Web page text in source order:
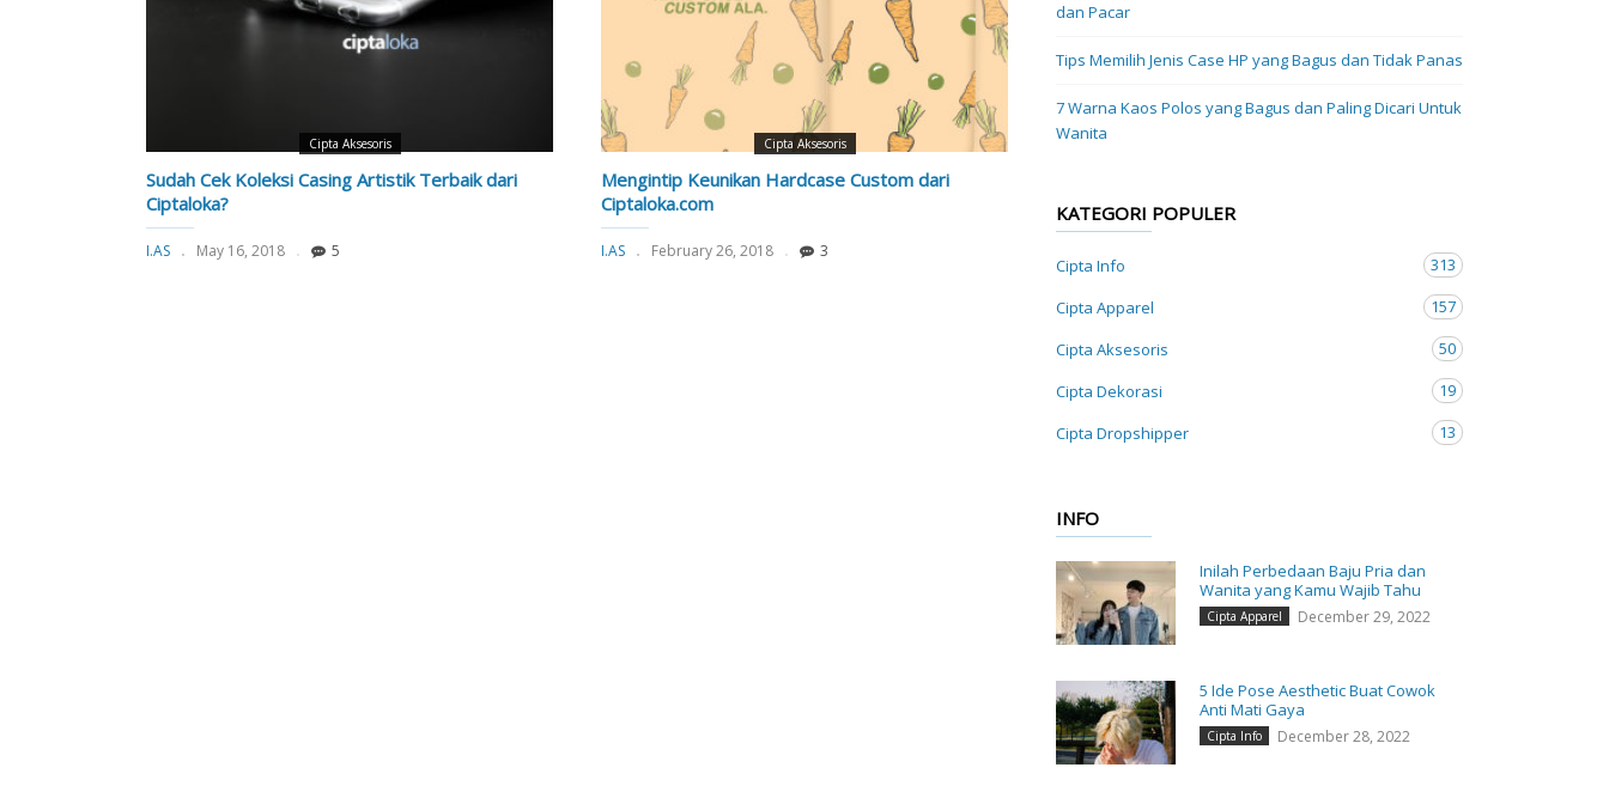
Cipta Aksesoris
Sudah Cek Koleksi Casing Artistik Terbaik dari
Ciptaloka?
I.AS May 16, 2018 5
Cipta Aksesoris
Mengintip Keunikan Hardcase Custom dari
Ciptaloka.com
I.AS February 26, 2018 3
dan Pacar
Tips Memilih Jenis Case HP yang Bagus dan Tidak Panas
7 Warna Kaos Polos yang Bagus dan Paling Dicari Untuk
Wanita
KATEGORI POPULER
Cipta Info
313
Cipta Apparel
157
Cipta Aksesoris
50
Cipta Dekorasi
19
Cipta Dropshipper
13
INFO
Inilah Perbedaan Baju Pria dan
Wanita yang Kamu Wajib Tahu
Cipta Apparel December 29, 2022
5 Ide Pose Aesthetic Buat Cowok
Anti Mati Gaya
Cipta Info December 28, 2022